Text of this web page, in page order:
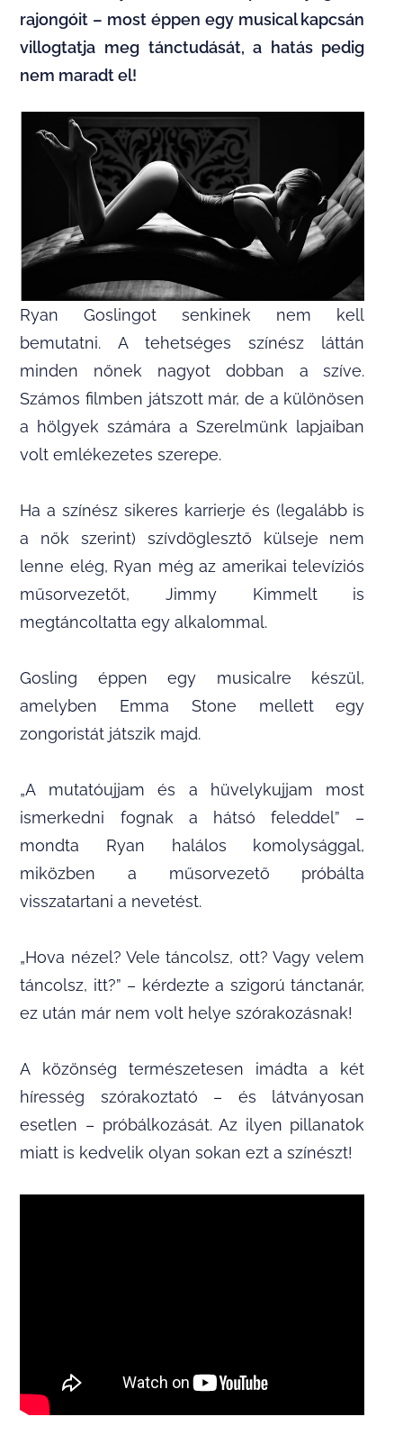
rajongóit – most éppen egy musical kapcsán
villogtatja meg tánctudását, a hatás pedig
nem maradt el!
Ryan Goslingot senkinek nem kell
bemutatni. A tehetséges színész láttán
minden nőnek nagyot dobban a szíve.
Számos filmben játszott már, de a különösen
a hölgyek számára a Szerelmünk lapjaiban
volt emlékezetes szerepe.
Ha a színész sikeres karrierje és (legalább is
a nők szerint) szívdöglesztő külseje nem
lenne elég, Ryan még az amerikai televíziós
műsorvezetőt, Jimmy Kimmelt is
megtáncoltatta egy alkalommal.
Gosling éppen egy musicalre készül,
amelyben Emma Stone mellett egy
zongoristát játszik majd.
„A mutatóujjam és a hüvelykujjam most
ismerkedni fognak a hátsó feleddel” –
mondta Ryan halálos komolysággal,
miközben a műsorvezető próbálta
visszatartani a nevetést.
„Hova nézel? Vele táncolsz, ott? Vagy velem
táncolsz, itt?” – kérdezte a szigorú tánctanár,
ez után már nem volt helye szórakozásnak!
A közönség természetesen imádta a két
híresség szórakoztató – és látványosan
esetlen – próbálkozását. Az ilyen pillanatok
miatt is kedvelik olyan sokan ezt a színészt!